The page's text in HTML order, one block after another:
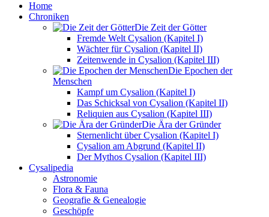
Home
Chroniken
Die Zeit der Götter
Fremde Welt Cysalion (Kapitel I)
Wächter für Cysalion (Kapitel II)
Zeitenwende in Cysalion (Kapitel III)
Die Epochen der
Menschen
Kampf um Cysalion (Kapitel I)
Das Schicksal von Cysalion (Kapitel II)
Reliquien aus Cysalion (Kapitel III)
Die Ära der Gründer
Sternenlicht über Cysalion (Kapitel I)
Cysalion am Abgrund (Kapitel II)
Der Mythos Cysalion (Kapitel III)
Cysalipedia
Astronomie
Flora & Fauna
Geografie & Genealogie
Geschöpfe